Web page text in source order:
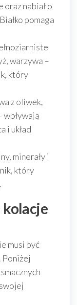
nabiał o
pomaga
warzywa –
który
z oliwek,
wpływają
i układ
minerały i
który
kolacje
musi być
Poniżej